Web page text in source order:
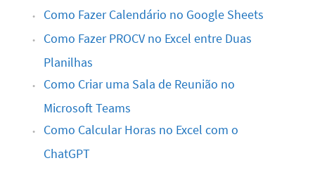
Como Fazer Calendário no Google Sheets
Como Fazer PROCV no Excel entre Duas
Planilhas
Como Criar uma Sala de Reunião no
Microsoft Teams
Como Calcular Horas no Excel com o
ChatGPT